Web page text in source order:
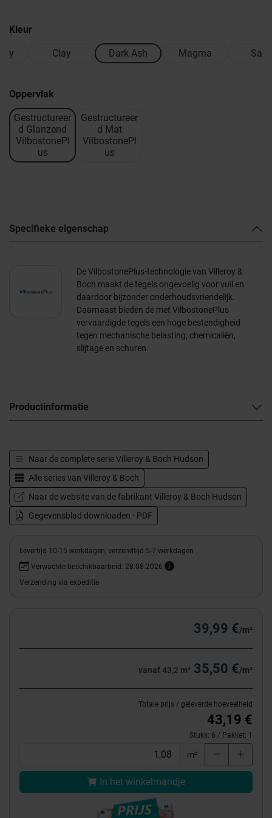
Kleur
Clay Dark Ash Magma
Oppervlak
Gestructureer
d Glanzend
VilbostonePl
us
Gestructureer
d Mat
VilbostonePl
us
Specifieke eigenschap
De VilbostonePlus-technologie van Villeroy &
Boch maakt de tegels ongevoelig voor vuil en
daardoor bijzonder onderhoudsvriendelijk.
Daarnaast bieden de met VilbostonePlus
vervaardigde tegels een hoge bestendigheid
tegen mechanische belasting, chemicaliën,
slijtage en schuren.
Productinformatie
Naar de complete serieVilleroy & Boch Hudson
Alle series van Villeroy & Boch
Naar de website van de fabrikant Villeroy & Boch Hudson
Gegevensblad downloaden - PDF
Levertijd 10-15 werkdagen, verzendtijd 5-7 werkdagen
Verwachte beschikbaarheid: 28.08.2026
Verzending via expeditie
39,99 €/m²
vanaf 43,2 m² 35,50 €/m²
Totale prijs / geleverde hoeveelheid
43,19 €
Stuks: 6 / Pakket: 1
m²
In het winkelmandje